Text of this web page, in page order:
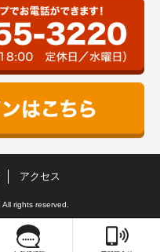
アクセス
rights reserved.